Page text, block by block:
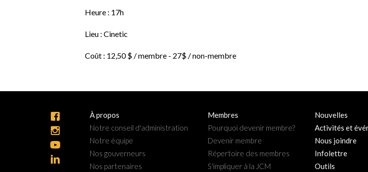
Heure : 17h
Lieu : Cinetic
Coût : 12,50 $ / membre - 27$ / non-membre
À propos
Notre conseil d'administration
Notre équipe
Nos gouverneurs
Nos partenaires
Membres
Pourquoi devenir membre?
Devenir membre
Répertoire des membres
S'impliquer à la JCM
Nouvelles
Activités et
Nous joindre
Infolettre
Outils